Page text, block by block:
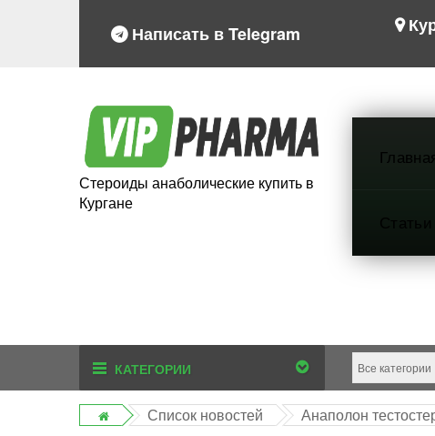
Написать в Telegram
Стероиды анаболические купить в
Кургане
КАТЕГОРИИ
Список новостей Анаполон